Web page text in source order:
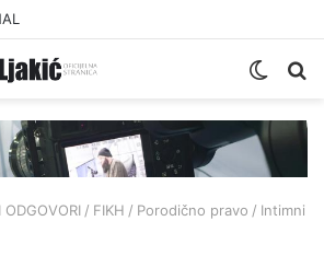
ZEKATA OD STRANE IZ-a
Switch
ODGOVORI / FIKH / Porodično pravo / Intimni